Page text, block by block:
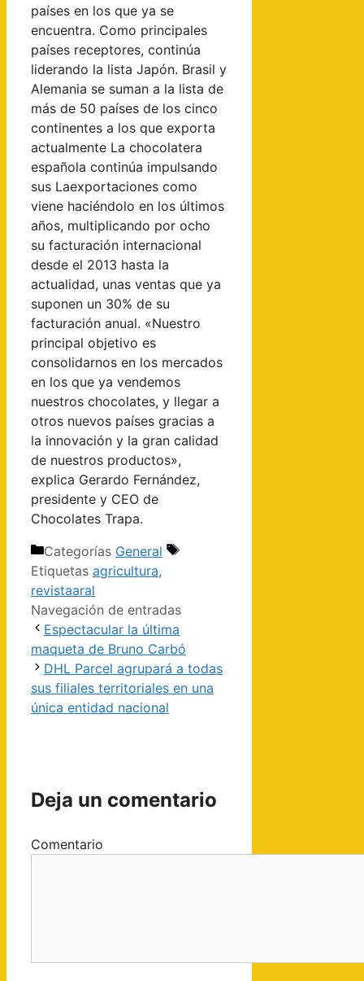
países en los que ya se
encuentra. Como principales
países receptores, continúa
liderando la lista Japón. Brasil y
Alemania se suman a la lista de
más de 50 países de los cinco
continentes a los que exporta
actualmente La chocolatera
española continúa impulsando
sus Laexportaciones como
viene haciéndolo en los últimos
años, multiplicando por ocho
su facturación internacional
desde el 2013 hasta la
actualidad, unas ventas que ya
suponen un 30% de su
facturación anual. «Nuestro
principal objetivo es
consolidarnos en los mercados
en los que ya vendemos
nuestros chocolates, y llegar a
otros nuevos países gracias a
la innovación y la gran calidad
de nuestros productos»,
explica Gerardo Fernández,
presidente y CEO de
Chocolates Trapa.
Categorías General
Etiquetas agricultura,
revistaaral
Navegación de entradas
Espectacular la última
maqueta de Bruno Carbó
DHL Parcel agrupará a todas
sus filiales territoriales en una
única entidad nacional
Deja un comentario
Comentario